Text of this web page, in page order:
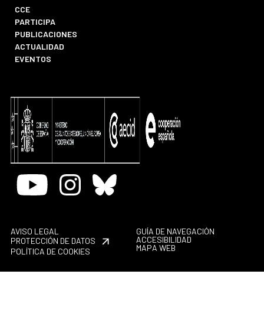
CCE
PARTICIPA
PUBLICACIONES
ACTUALIDAD
EVENTOS
Youtube InstagramBluesky
AVISO LEGAL
PROTECCIÓN DE DATOS
POLÍTICA DE COOKIES
GUÍA DE NAVEGACIÓN
ACCESIBILIDAD
MAPA WEB